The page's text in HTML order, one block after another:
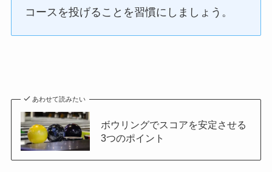
コースを投げることを習慣にしましょう。
あわせて読みたい
ボウリングでスコアを安定させる
3つのポイント